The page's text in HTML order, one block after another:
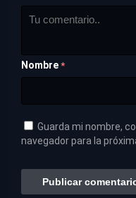
Nombre *
Guarda mi nombre,
navegador para la